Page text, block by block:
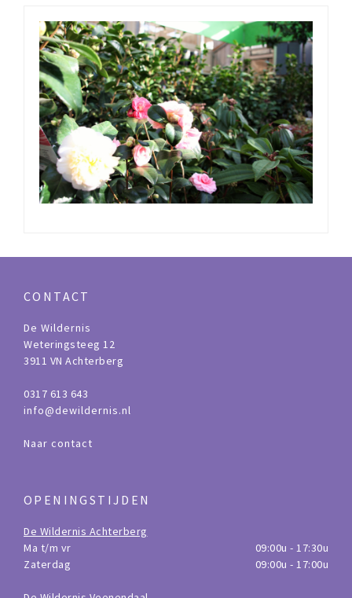
CONTACT
De Wildernis
Weteringsteeg 12
3911 VN Achterberg
0317 613 643
info@dewildernis.nl
Naar contact
OPENINGSTIJDEN
De Wildernis Achterberg
Ma t/m vr
09:00u - 17:30u
Zaterdag
09:00u - 17:00u